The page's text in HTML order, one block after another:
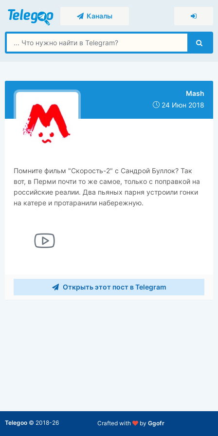
Каналы
Mash
24 Июн 2018
Помните фильм "Скорость-2" с Сандрой Буллок? Так
вот, в Перми почти то же самое, только с поправкой на
российские реалии. Два пьяных парня устроили гонки
на катере и протаранили набережную.
Открыть этот пост в Telegram
Crafted with by Ggofr
Telegoo © 2018-26